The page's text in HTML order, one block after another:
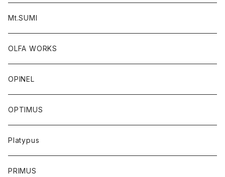
Mt.SUMI
OLFA WORKS
OPINEL
OPTIMUS
Platypus
PRIMUS